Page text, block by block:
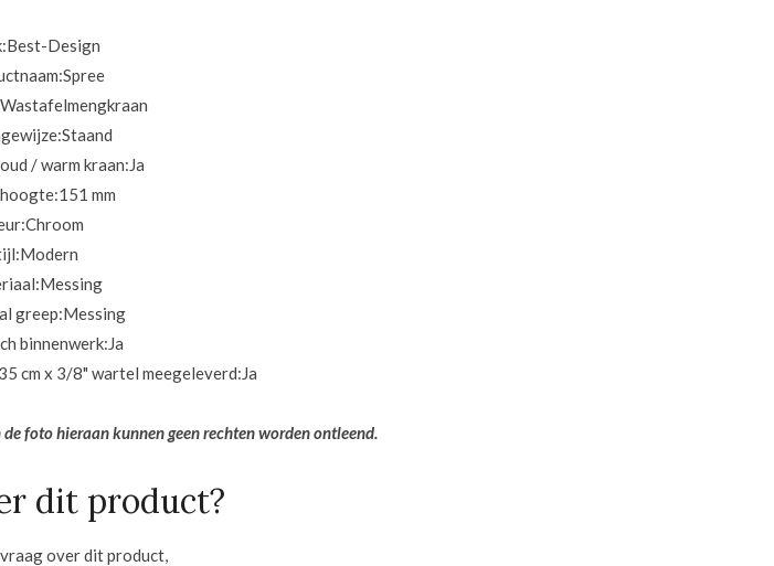
Best-Design
Spree
Wastafelmengkraan
Staand
/ warm kraan:Ja
151 mm
Chroom
Modern
Messing
greep:Messing
binnenwerk:Ja
cm x 3/8" wartel meegeleverd:Ja
foto hieraan kunnen geen rechten worden ontleend.
dit product?
over dit product,